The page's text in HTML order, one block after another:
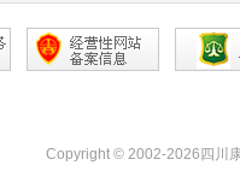
Copyright © 2002-2026四川